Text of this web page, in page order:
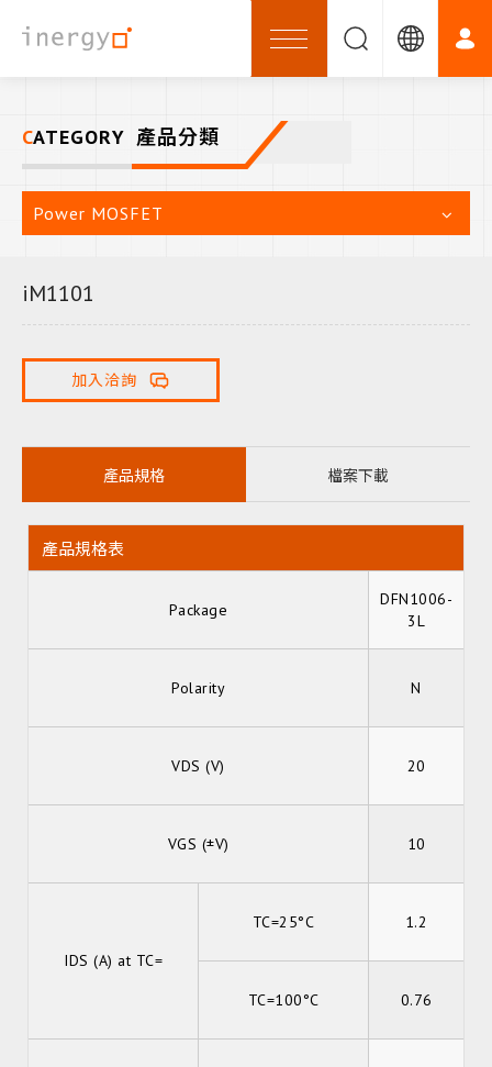
CATEGORY 產品分類
Power MOSFET
iM1101
加入洽詢
產品規格 檔案下載
產品規格表
Package
DFN1006-
3L
Polarity N
VDS (V) 20
VGS (±V) 10
IDS (A) at TC=
TC=25°C 1.2
TC=100°C 0.76